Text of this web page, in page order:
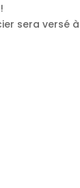
sera versé